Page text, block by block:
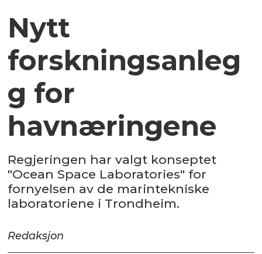
Nytt
forskningsanleg
g for
havnæringene
Regjeringen har valgt konseptet
"Ocean Space Laboratories" for
fornyelsen av de marintekniske
laboratoriene i Trondheim.
Redaksjon